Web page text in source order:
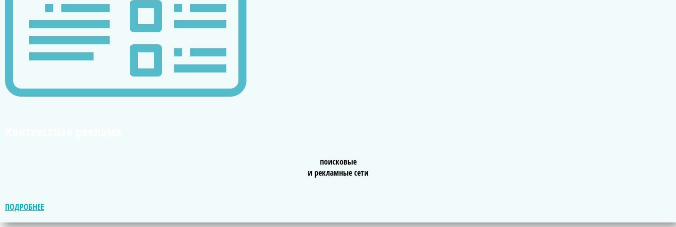
поисковые
и рекламные сети
ПОДРОБНЕЕ